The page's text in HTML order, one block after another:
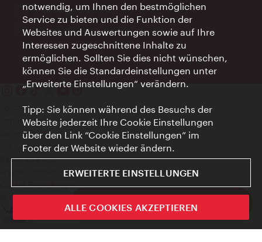
ivie - Die offizielle City Guide App
Ort:
concierge.wien.info
Öffnungszeiten:
Informationen rund um die Uhr
Kontakt
Impressum
Datenschutz
Nutzungsbedingungen
Barrierefreiheit
Cookie Einstellungen
© Copyright WienTourismus
notwendig, um Ihnen den bestmöglichen
Service zu bieten und die Funktion der
Websites und Auswertungen sowie auf Ihre
Interessen zugeschnittene Inhalte zu
ermöglichen. Sollten Sie dies nicht wünschen,
können Sie die Standardeinstellungen unter
„Erweiterte Einstellungen“ verändern.
Tipp: Sie können während des Besuchs der
Website jederzeit Ihre Cookie Einstellungen
über den Link “Cookie Einstellungen” im
Footer der Website wieder ändern.
ERWEITERTE EINSTELLUNGEN
ALLE COOKIES AKZEPTIEREN